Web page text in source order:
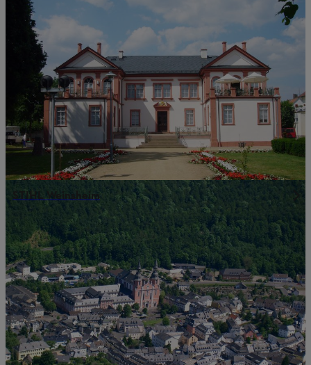
STIHL Weinsheim